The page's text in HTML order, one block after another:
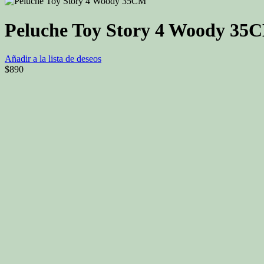
Peluche Toy Story 4 Woody
Añadir a la lista de deseos
$890